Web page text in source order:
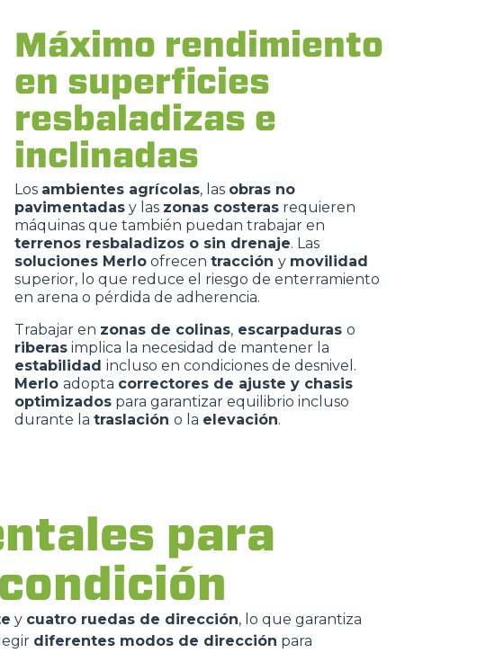
Máximo rendimiento
en superficies
resbaladizas e
inclinadas
Los ambientes agrícolas, las obras no
pavimentadas y las zonas costeras requieren
máquinas que también puedan trabajar en
terrenos resbaladizos o sin drenaje. Las
soluciones Merlo ofrecen tracción y movilidad
superior, lo que reduce el riesgo de enterramiento
en arena o pérdida de adherencia.
Trabajar en zonas de colinas, escarpaduras o
riberas implica la necesidad de mantener la
estabilidad incluso en condiciones de desnivel.
Merlo adopta correctores de ajuste y chasis
optimizados para garantizar equilibrio incluso
durante la traslación o la elevación.
para
y cuatro ruedas de dirección, lo que garantiza
diferentes modos de dirección para